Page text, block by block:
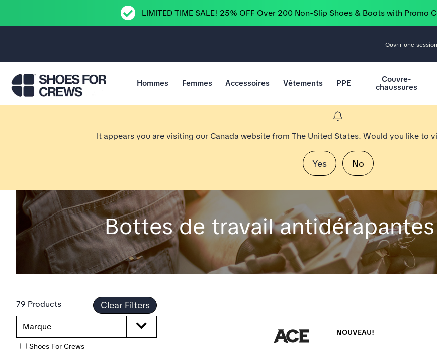
LIMITED TIME SALE! 25% OFF Over 200 Non-Slip Shoes & Boots with Promo
Ouvrir une session
Aller à la page d’accueil Shoes For Crews
Hommes Femmes Accessoires Vêtements PPE
Couvre-
chaussures
It appears you are visiting our Canada website from The United States. Would you like to
Yes No
Bottes de travail
79 Products Clear Filters
Marque
Shoes For Crews
NOUVEAU!